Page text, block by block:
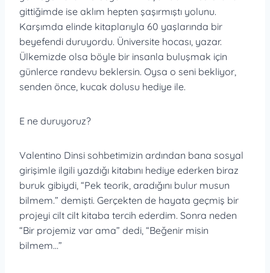
gittiğimde ise aklım hepten şaşırmıştı yolunu.
Karşımda elinde kitaplarıyla 60 yaşlarında bir
beyefendi duruyordu. Üniversite hocası, yazar.
Ülkemizde olsa böyle bir insanla buluşmak için
günlerce randevu beklersin. Oysa o seni bekliyor,
senden önce, kucak dolusu hediye ile.
E ne duruyoruz?
Valentino Dinsi sohbetimizin ardından bana sosyal
girişimle ilgili yazdığı kitabını hediye ederken biraz
buruk gibiydi, “Pek teorik, aradığını bulur musun
bilmem.” demişti. Gerçekten de hayata geçmiş bir
projeyi cilt cilt kitaba tercih ederdim. Sonra neden
“Bir projemiz var ama” dedi, “Beğenir misin
bilmem…”